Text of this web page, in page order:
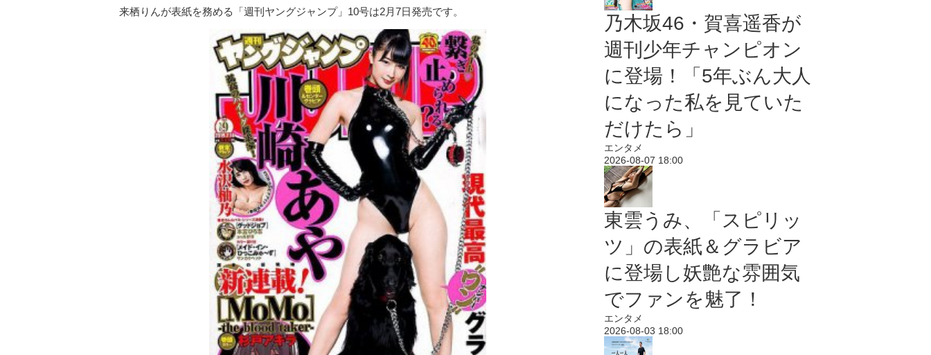
来栖りんが表紙を務める「週刊ヤングジャンプ」10号は2月7日発売です。
乃木坂46・賀喜遥香が
週刊少年チャンピオン
に登場！「5年ぶん大人
になった私を見ていた
だけたら」
エンタメ
2026-08-07 18:00
東雲うみ、「スピリッ
ツ」の表紙＆グラビア
に登場し妖艶な雰囲気
でファンを魅了！
エンタメ
2026-08-03 18:00